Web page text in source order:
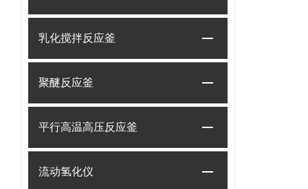
乳化搅拌反应釜
聚醚反应釜
平行高温高压反应釜
流动氢化仪